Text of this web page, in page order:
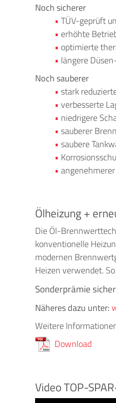
Noch sicherer
TÜV-geprüft
erhöhte
optimierte
längere
Noch sauberer
stark
verbesserte
niedrigere
sauberer
saubere
Ölheizung +
Die Öl-
konventionelle
modernen
Heizen verwendet.
Sonderprämie
Näheres dazu unter:
Weitere
Download
Video TOP-